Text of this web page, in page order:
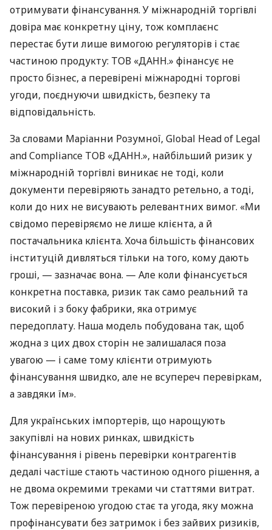
отримувати фінансування. У міжнародній торгівлі
довіра має конкретну ціну, тож комплаєнс
перестає бути лише вимогою регуляторів і стає
частиною продукту: ТОВ «ДАНН.» фінансує не
просто бізнес, а перевірені міжнародні торгові
угоди, поєднуючи швидкість, безпеку та
відповідальність.
За словами Маріанни Розумної, Global Head of Legal
and Compliance ТОВ «ДАНН.», найбільший ризик у
міжнародній торгівлі виникає не тоді, коли
документи перевіряють занадто ретельно, а тоді,
коли до них не висувають релевантних вимог. «Ми
свідомо перевіряємо не лише клієнта, а й
постачальника клієнта. Хоча більшість фінансових
інституцій дивляться тільки на того, кому дають
гроші, — зазначає вона. — Але коли фінансується
конкретна поставка, ризик так само реальний та
високий і з боку фабрики, яка отримує
передоплату. Наша модель побудована так, щоб
жодна з цих двох сторін не залишалася поза
увагою — і саме тому клієнти отримують
фінансування швидко, але не всупереч перевіркам,
а завдяки їм».
Для українських імпортерів, що нарощують
закупівлі на нових ринках, швидкість
фінансування і рівень перевірки контрагентів
дедалі частіше стають частиною одного рішення, а
не двома окремими треками чи статтями витрат.
Тож перевіреною угодою стає та угода, яку можна
профінансувати без затримок і без зайвих ризиків,